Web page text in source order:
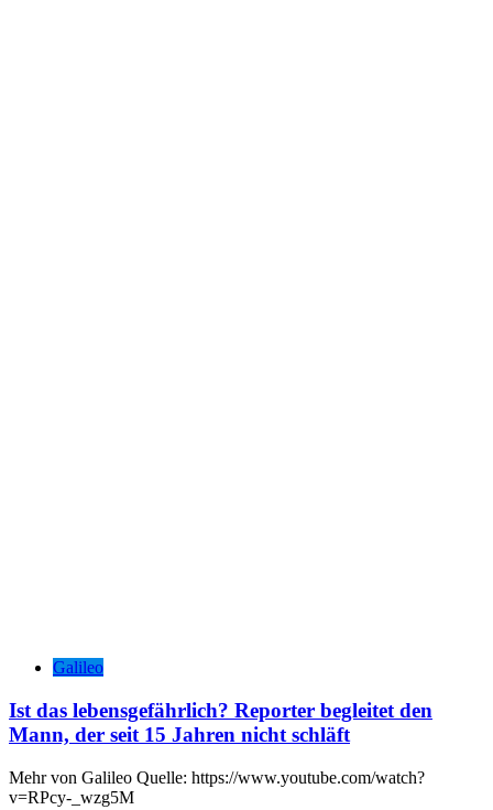
Galileo
Ist das lebensgefährlich? Reporter begleitet den
Mann, der seit 15 Jahren nicht schläft
Mehr von Galileo Quelle: https://www.youtube.com/watch?
v=RPcy-_wzg5M